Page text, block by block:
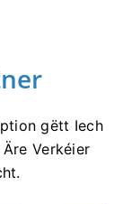
gëtt Iech
Verkéier